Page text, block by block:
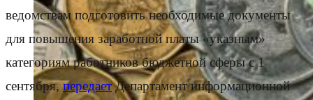
ведомствам подготовить необходимые документы
для повышения заработной платы «указным»
категориям работников бюджетной сферы с 1
сентября,передаетДепартамент информационной